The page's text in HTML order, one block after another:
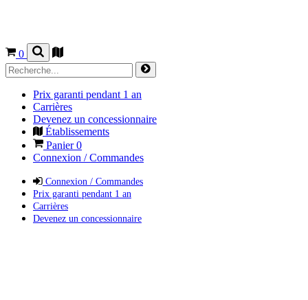
0
Prix garanti pendant 1 an
Carrières
Devenez un concessionnaire
Établissements
Panier0
Connexion / Commandes
Connexion / Commandes
Prix garanti pendant 1 an
Carrières
Devenez un concessionnaire